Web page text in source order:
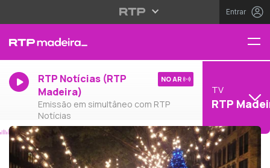
Entrar
RTP Notícias (RTP
Madeira)
Emissão em simultâneo com RTP
Notícias
NO AR
TV
RTP